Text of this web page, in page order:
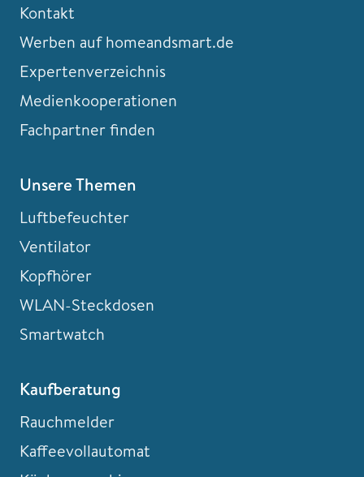
Kontakt
Werben auf homeandsmart.de
Expertenverzeichnis
Medienkooperationen
Fachpartner finden
Unsere Themen
Luftbefeuchter
Ventilator
Kopfhörer
WLAN-Steckdosen
Smartwatch
Kaufberatung
Rauchmelder
Kaffeevollautomat